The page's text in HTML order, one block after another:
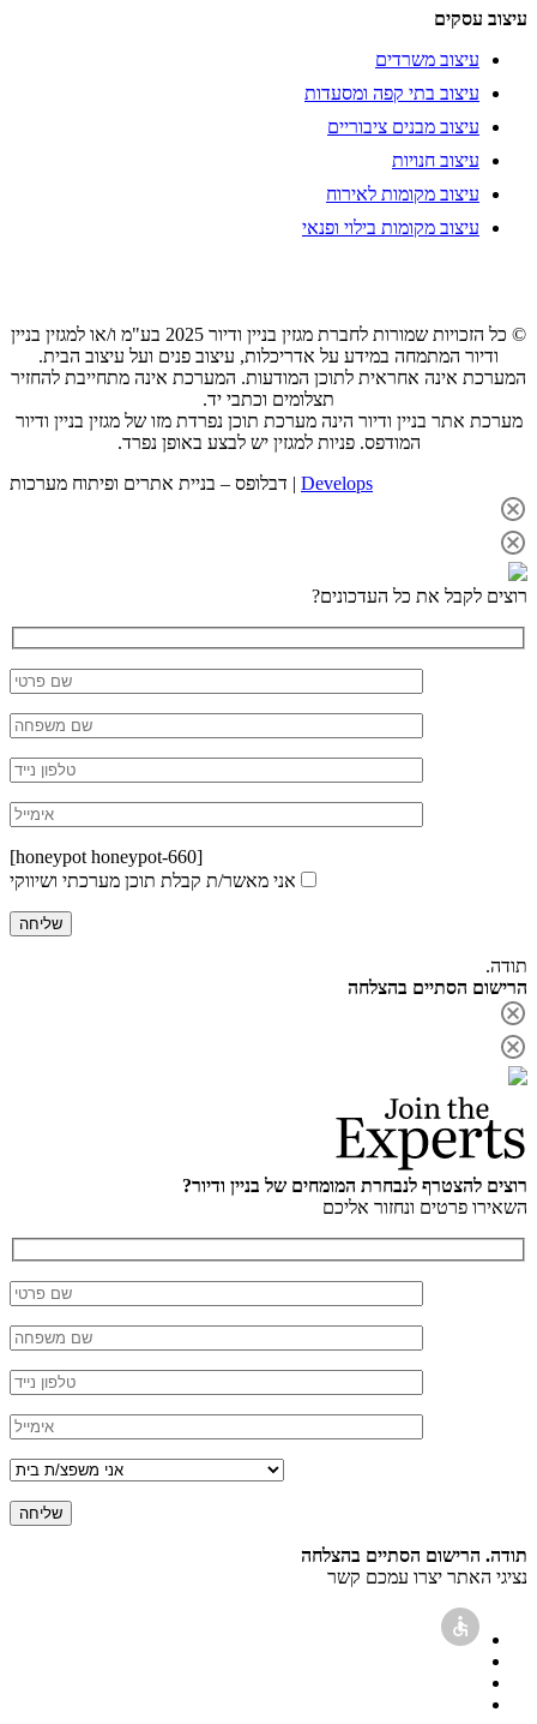
עיצוב עסקים
עיצוב משרדים
עיצוב בתי קפה ומסעדות
עיצוב מבנים ציבוריים
עיצוב חנויות
עיצוב מקומות לאירוח
עיצוב מקומות בילוי ופנאי
© כל הזכויות שמורות לחברת מגזין בניין ודיור 2025 בע"מ ו/או למגזין בניין
ודיור המתמחה במידע על אדריכלות, עיצוב פנים ועל עיצוב הבית.
המערכת אינה אחראית לתוכן המודעות. המערכת אינה מתחייבת להחזיר
תצלומים וכתבי יד.
מערכת אתר בניין ודיור הינה מערכת תוכן נפרדת מזו של מגזין בניין ודיור
המודפס. פניות למגזין יש לבצע באופן נפרד.
דבלופס – בניית אתרים ופיתוח מערכות | Develops
רוצים לקבל את כל העדכונים?
[honeypot honeypot-660]
אני מאשר/ת קבלת תוכן מערכתי ושיווקי
תודה.
הרישום הסתיים בהצלחה
רוצים להצטרף לנבחרת המומחים של בניין ודיור?
השאירו פרטים ונחזור אליכם
תודה. הרישום הסתיים בהצלחה
נציגי האתר יצרו עמכם קשר